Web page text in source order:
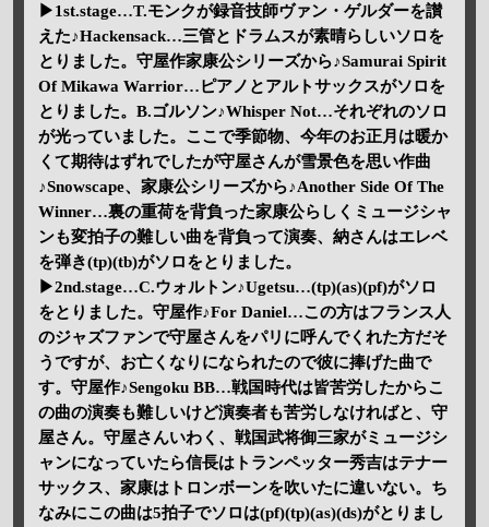
▶1st.stage…T.モンクが録音技師ヴァン・ゲルダーを讃
えた♪Hackensack…三管とドラムスが素晴らしいソロを
とりました。守屋作家康公シリーズから♪Samurai Spirit
Of Mikawa Warrior…ピアノとアルトサックスがソロを
とりました。B.ゴルソン♪Whisper Not…それぞれのソロ
が光っていました。ここで季節物、今年のお正月は暖か
くて期待はずれでしたが守屋さんが雪景色を思い作曲
♪Snowscape、家康公シリーズから♪Another Side Of The
Winner…裏の重荷を背負った家康公らしくミュージシャ
ンも変拍子の難しい曲を背負って演奏、納さんはエレベ
を弾き(tp)(tb)がソロをとりました。
▶2nd.stage…C.ウォルトン♪Ugetsu…(tp)(as)(pf)がソロ
をとりました。守屋作♪For Daniel…この方はフランス人
のジャズファンで守屋さんをパリに呼んでくれた方だそ
うですが、お亡くなりになられたので彼に捧げた曲で
す。守屋作♪Sengoku BB…戦国時代は皆苦労したからこ
の曲の演奏も難しいけど演奏者も苦労しなければと、守
屋さん。守屋さんいわく、戦国武将御三家がミュージシ
ャンになっていたら信長はトランペッター秀吉はテナー
サックス、家康はトロンボーンを吹いたに違いない。ち
なみにこの曲は5拍子でソロは(pf)(tp)(as)(ds)がとりまし